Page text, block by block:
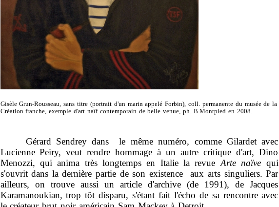
Gisèle Grun-Rousseau, sans titre (portrait d'un marin appelé Forbin), coll. permanente du musée de la
Création franche, exemple d'art naïf contemporain de belle venue, ph. B.Montpied en 2008.
Gérard Sendrey dans le même numéro, comme Gilardet avec
Lucienne Peiry, veut rendre hommage à un autre critique d'art, Dino
Menozzi, qui anima très longtemps en Italie la revue Arte naïve qui
s'ouvrit dans la dernière partie de son existence aux arts singuliers. Par
ailleurs, on trouve aussi un article d'archive (de 1991), de Jacques
Karamanoukian, trop tôt disparu, s'étant fait l'écho de sa rencontre avec